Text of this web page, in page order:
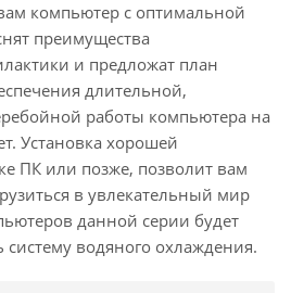
компьютер с оптимальной
преимущества
и предложат план
длительной,
работы компьютера на
Установка хорошей
ПК или позже, позволит вам
в увлекательный мир
данной серии будет
водяного охлаждения.